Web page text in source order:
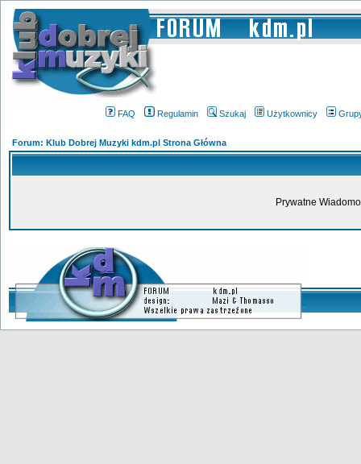
FAQ Regulamin Szukaj Użytkownicy
Forum: Klub Dobrej Muzyki kdm.pl Strona Główna
Prywatne